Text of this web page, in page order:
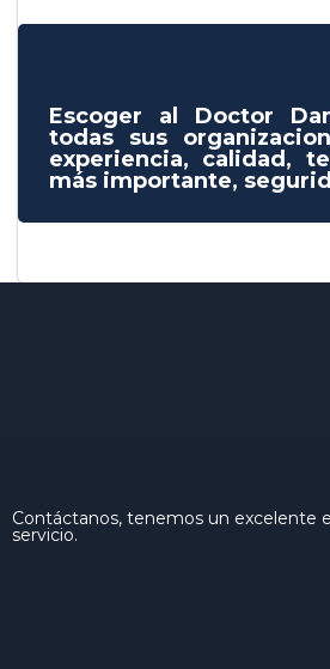
Escoger al Doctor
todas sus
experiencia, calidad,
más importante,
Contáctanos, tenemos un excelente
servicio.